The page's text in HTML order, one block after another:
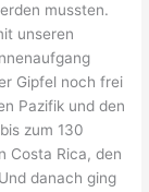
mussten.
unseren
Gipfel noch frei
Pazifik und den
zum 130
Costa Rica, den
danach ging